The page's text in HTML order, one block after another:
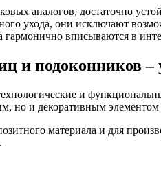
аналогов, достаточно
ухода, они исключают
вписываются в
и подоконников –
и
но и декоративным
материала и для